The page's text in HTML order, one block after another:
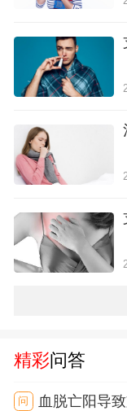
精彩问答
问 血脱亡阳导